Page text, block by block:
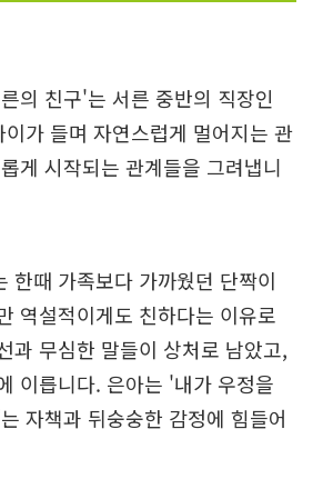
의 친구'는 서른 중반의 직장인
가 들며 자연스럽게 멀어지는 관
게 시작되는 관계들을 그려냅니
한때 가족보다 가까웠던 단짝이
역설적이게도 친하다는 이유로
과 무심한 말들이 상처로 남았고,
이릅니다. 은아는 '내가 우정을
자책과 뒤숭숭한 감정에 힘들어